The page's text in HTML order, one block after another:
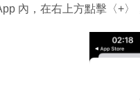
內，在右上方點擊〈+〉